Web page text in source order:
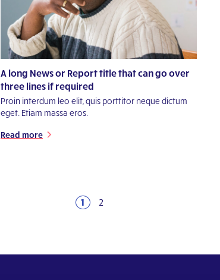
A long News or Report title that can go over
three lines if required
Proin interdum leo elit, quis porttitor neque dictum
eget. Etiam massa eros.
Read more
1 2